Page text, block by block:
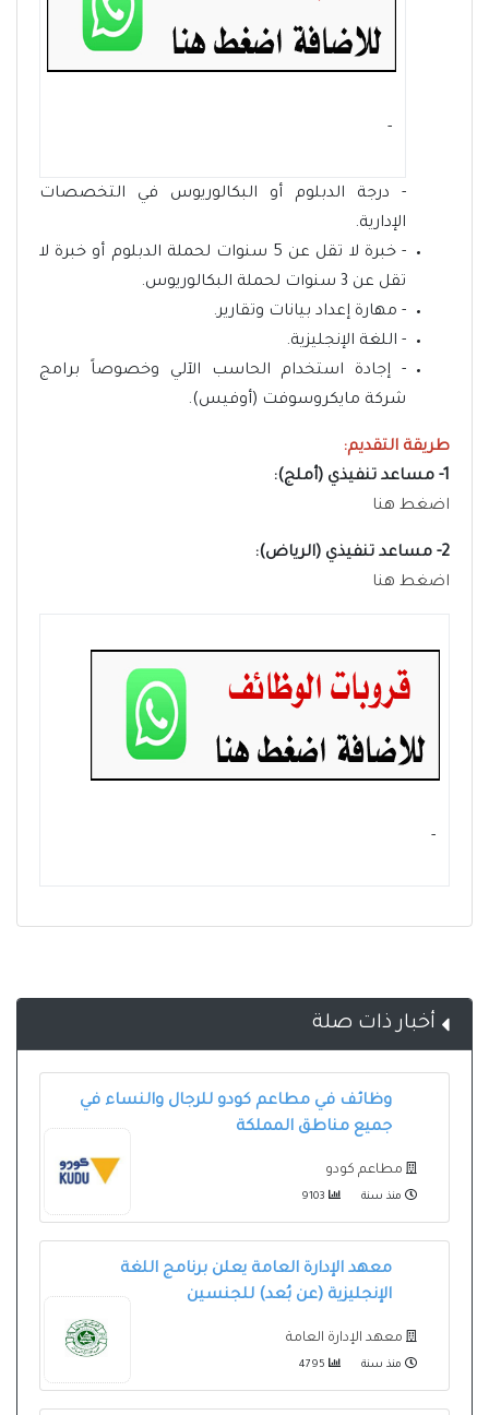
- ‏
- درجة الدبلوم أو البكالوريوس في التخصصات
الإدارية.
- خبرة لا تقل عن 5 سنوات لحملة الدبلوم أو خبرة لا
تقل عن 3 سنوات لحملة البكالوريوس.
- مهارة إعداد بيانات وتقارير.
- اللغة الإنجليزية.
- إجادة استخدام الحاسب الآلي وخصوصاً برامج
شركة مايكروسوفت (أوفيس).
طريقة التقديم:
1- مساعد تنفيذي (أملج):
اضغط هنا
2- مساعد تنفيذي (الرياض):
اضغط هنا
- ‏
أخبار ذات صلة
وظائف في مطاعم كودو للرجال والنساء في
جميع مناطق المملكة
مطاعم كودو
منذ سنة
معهد الإدارة العامة يعلن برنامج اللغة
الإنجليزية (عن بُعد) للجنسين
معهد الإدارة العامة
منذ سنة